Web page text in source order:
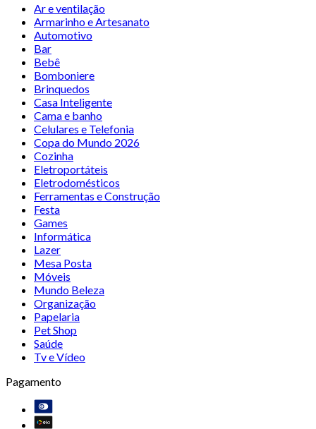
Ar e ventilação
Armarinho e Artesanato
Automotivo
Bar
Bebê
Bomboniere
Brinquedos
Casa Inteligente
Cama e banho
Celulares e Telefonia
Copa do Mundo 2026
Cozinha
Eletroportáteis
Eletrodomésticos
Ferramentas e Construção
Festa
Games
Informática
Lazer
Mesa Posta
Móveis
Mundo Beleza
Organização
Papelaria
Pet Shop
Saúde
Tv e Vídeo
Pagamento